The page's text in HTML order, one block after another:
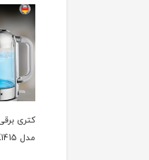
کتری
مدل TEK1415